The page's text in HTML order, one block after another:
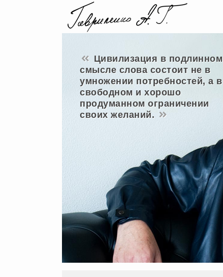
Цивилизация в подлинном
смысле слова состоит не в
умножении потребностей, а в
свободном и хорошо
продуманном ограничении
своих желаний.